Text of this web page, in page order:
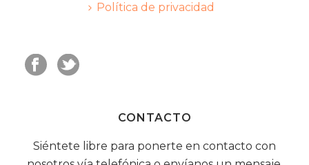
Política de privacidad
CONTACTO
Siéntete libre para ponerte en contacto con